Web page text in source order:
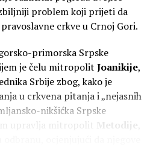
problem koji prijeti da
crkve u Crnoj Gori.
primorska Srpske
je čelu mitropolit Joanikije,
Srbije zbog, kako je
u crkvena pitanja i „nejasnih
nikšićka Srpske
upravlja mitropolit
Metodije